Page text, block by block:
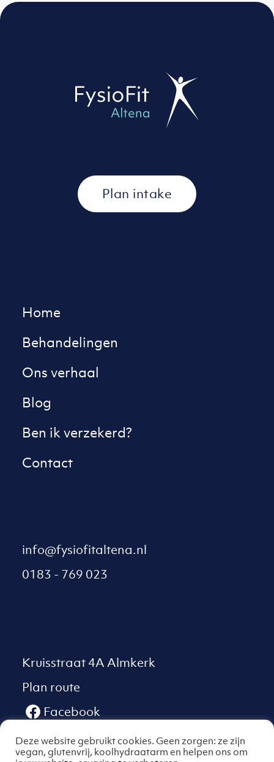
Plan intake
Home
Behandelingen
Ons verhaal
Blog
Ben ik verzekerd?
Contact
info@fysiofitaltena.nl
0183 - 769 023
Kruisstraat 4A Almkerk
Plan route
Facebook
Deze website gebruikt cookies. Geen zorgen: ze zijn
vegan, glutenvrij, koolhydraatarm en helpen ons om